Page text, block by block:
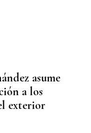
asume
a los
exterior